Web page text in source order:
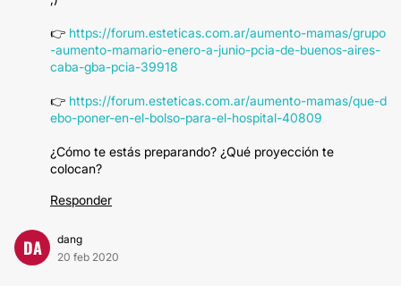
👉 https://forum.esteticas.com.ar/aumento-mamas/grupo
-aumento-mamario-enero-a-junio-pcia-de-buenos-aires-
caba-gba-pcia-39918
👉 https://forum.esteticas.com.ar/aumento-mamas/que-d
ebo-poner-en-el-bolso-para-el-hospital-40809
¿Cómo te estás preparando? ¿Qué proyección te
colocan?
Responder
DA
dang
20 feb 2020